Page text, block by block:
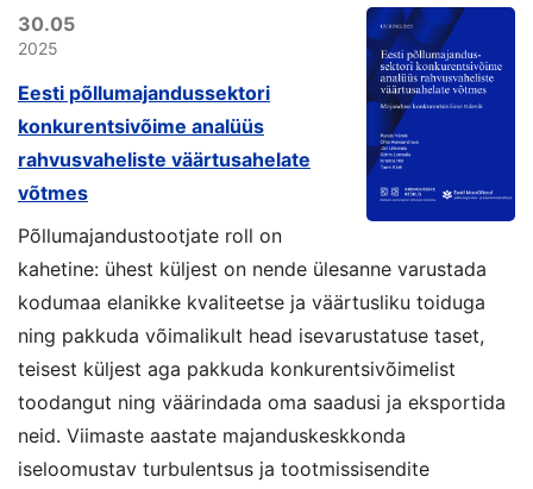
30.05
2025
Eesti põllumajandussektori
konkurentsivõime analüüs
rahvusvaheliste väärtusahelate
võtmes
Põllumajandustootjate roll on
kahetine: ühest küljest on nende ülesanne varustada
kodumaa elanikke kvaliteetse ja väärtusliku toiduga
ning pakkuda võimalikult head isevarustatuse taset,
teisest küljest aga pakkuda konkurentsivõimelist
toodangut ning väärindada oma saadusi ja eksportida
neid. Viimaste aastate majanduskeskkonda
iseloomustav turbulentsus ja tootmissisendite